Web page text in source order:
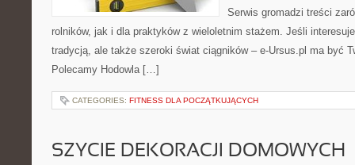
Serwis gromadzi treści
rolników, jak i dla praktyków z wieloletnim stażem. Jeśli
tradycją, ale także szeroki świat ciągników – e-Ursus.pl ma być
Polecamy Hodowla […]
CATEGORIES: FITNESS DLA POCZĄTKUJĄCYCH
SZYCIE DEKORACJI DOMOWYCH